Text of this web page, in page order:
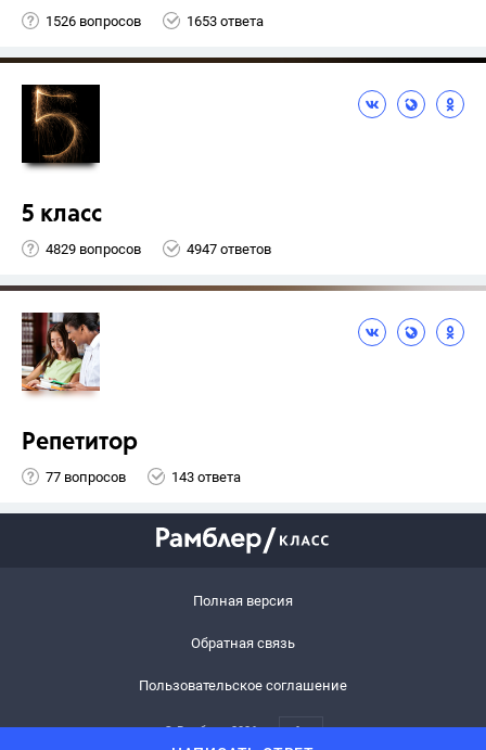
1526 вопросов 1653 ответа
5 класс
4829 вопросов 4947 ответов
Репетитор
77 вопросов 143 ответа
Полная версия
Обратная связь
Пользовательское соглашение
© Рамблер,2026 6+